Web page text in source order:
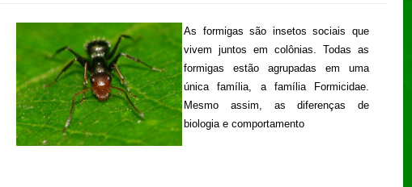
As formigas são insetos sociais que
vivem juntos em colônias. Todas as
formigas estão agrupadas em uma
única família, a família Formicidae.
Mesmo assim, as diferenças de
biologia e comportamento